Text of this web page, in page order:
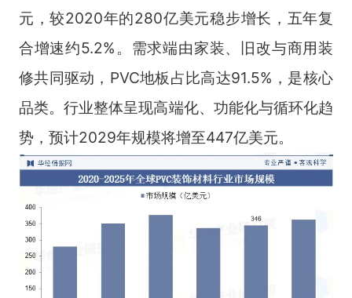
元，较2020年的280亿美元稳步增长，五年复
合增速约5.2%。需求端由家装、旧改与商用装
修共同驱动，PVC地板占比高达91.5%，是核心
品类。行业整体呈现高端化、功能化与循环化趋
势，预计2029年规模将增至447亿美元。